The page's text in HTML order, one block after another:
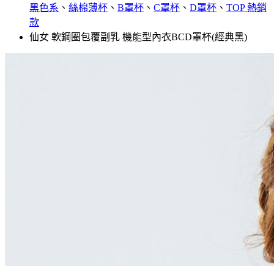
黑色系 、 絲棉薄杯 、 B罩杯 、 C罩杯 、 D罩杯 、 TOP 熱銷
款
仙女 軟鋼圈包覆副乳 機能型內衣BCD罩杯(經典黑)